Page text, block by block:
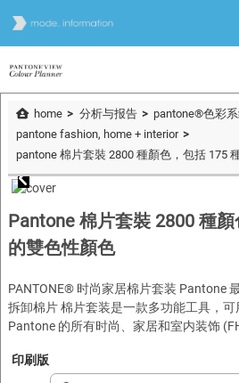
home 分析与报告
pantone®色彩
pantone fashion, home + interior
Pantone 棉片套裝 2800 種
的雙色性顏色
PANTONE® 时尚家居棉片套装 Pantone
拆卸棉片 棉片套装是一款多功能工具，
Pantone 的所有时尚、家居和室内装饰
印刷版